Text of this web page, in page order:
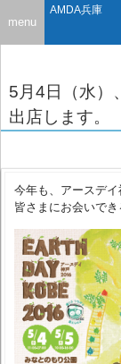
AMDA兵庫
5月4日（水）
出店します。
今年も、アースデイ
皆さまにお会いで
menu